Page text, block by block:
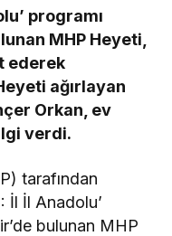
programı
MHP Heyeti,
ederek
ağırlayan
Orkan, ev
verdi.
tarafından
İl İl Anadolu’
bulunan MHP